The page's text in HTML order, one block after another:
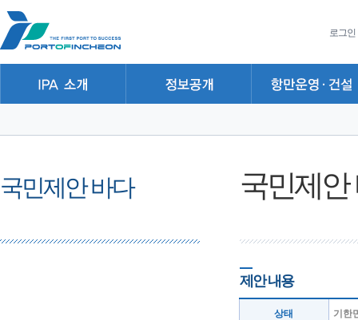
로그인
국민제안 바다 국민제안
제안 내용
상태 기한